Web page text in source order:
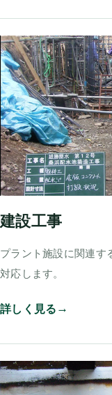
建設工事
プラント施設に関連す
対応します。
詳しく見る